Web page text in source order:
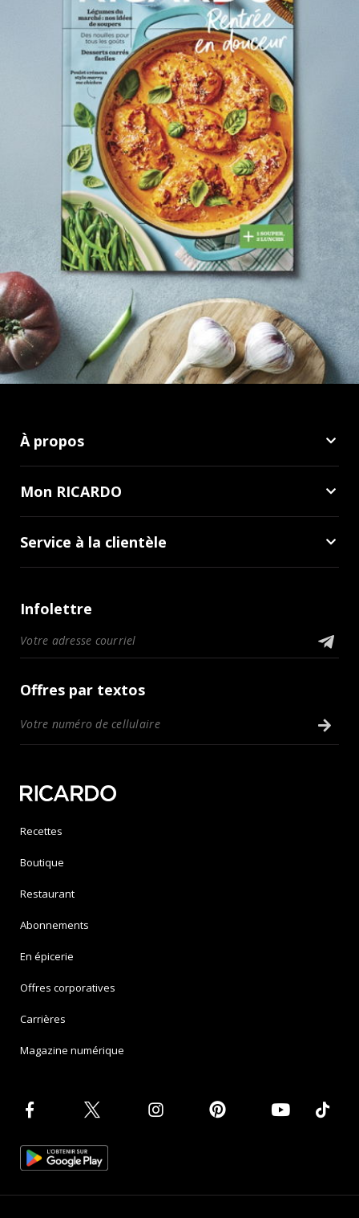
À propos
Mon RICARDO
Service à la clientèle
Infolettre
Offres par textos
Recettes
Boutique
Restaurant
Abonnements
En épicerie
Offres corporatives
Carrières
Magazine numérique